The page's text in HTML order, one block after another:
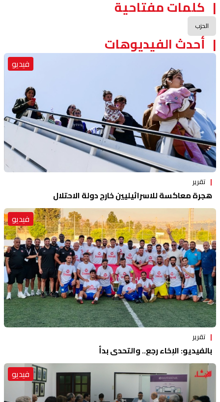
كلمات مفتاحية
الحزب
أحدث الفيديوهات
فيديو
تقرير
هجرة معاكسة للاسرائيليين خارج دولة الاحتلال
فيديو
تقرير
بالفيديو: الإخاء رجع.. والتحدي بدأ
فيديو